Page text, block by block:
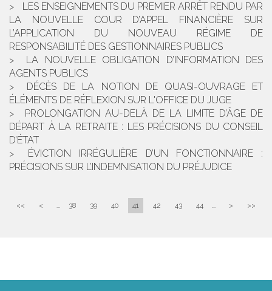
LES ENSEIGNEMENTS DU PREMIER ARRÊT RENDU PAR
LA NOUVELLE COUR D’APPEL FINANCIÈRE SUR
L’APPLICATION DU NOUVEAU RÉGIME DE
RESPONSABILITÉ DES GESTIONNAIRES PUBLICS
LA NOUVELLE OBLIGATION D’INFORMATION DES
AGENTS PUBLICS
DÉCÈS DE LA NOTION DE QUASI-OUVRAGE ET
ÉLÉMENTS DE RÉFLEXION SUR L'OFFICE DU JUGE
PROLONGATION AU-DELÀ DE LA LIMITE D’ÂGE DE
DÉPART À LA RETRAITE : LES PRÉCISIONS DU CONSEIL
D’ÉTAT
ÉVICTION IRRÉGULIÈRE D’UN FONCTIONNAIRE :
PRÉCISIONS SUR L’INDEMNISATION DU PRÉJUDICE
<< < ... 38 39 40 41 42 43 44 ... > >>